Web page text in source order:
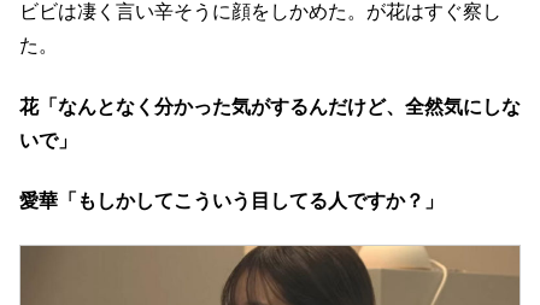
ビビは凄く言い辛そうに顔をしかめた。が花はすぐ察し
た。
花「なんとなく分かった気がするんだけど、全然気にしな
いで」
愛華「もしかしてこういう目してる人ですか？」